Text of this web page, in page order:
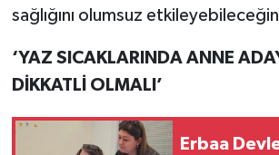
sağlığını olumsuz
‘YAZ SICAKLARINDA ANNE
DİKKATLİ OLMALI’
Erbaa